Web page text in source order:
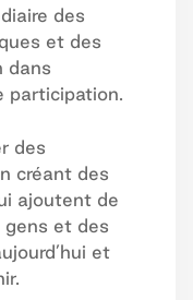
des
et des
dans
participation.
des
créant des
ajoutent de
gens et des
et